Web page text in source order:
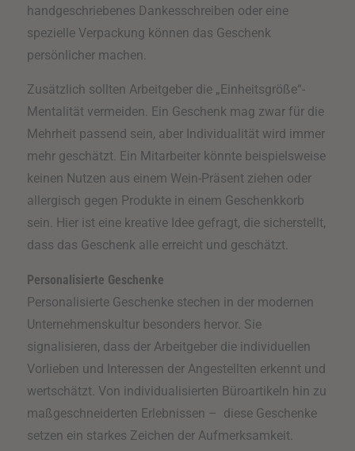
handgeschriebenes Dankesschreiben oder eine
spezielle Verpackung können das Geschenk
persönlicher machen.
Zusätzlich sollten Arbeitgeber die „Einheitsgröße“-
Mentalität vermeiden. Ein Geschenk mag zwar für die
Mehrheit passend sein, aber Individualität wird immer
mehr geschätzt. Ein Mitarbeiter könnte beispielsweise
keinen Nutzen aus einem Wein-Präsent ziehen oder
allergisch gegen Produkte in einem Geschenkkorb
sein. Hier ist eine kreative Idee gefragt, die sicherstellt,
dass das Geschenk alle erreicht und geschätzt.
Personalisierte Geschenke
Personalisierte Geschenke stechen in der modernen
Unternehmenskultur besonders hervor. Sie
signalisieren, dass der Arbeitgeber die individuellen
Vorlieben und Interessen der Angestellten erkennt und
wertschätzt. Von individualisierten Büroartikeln hin zu
maßgeschneiderten Erlebnissen – diese Geschenke
setzen ein starkes Zeichen der Aufmerksamkeit.